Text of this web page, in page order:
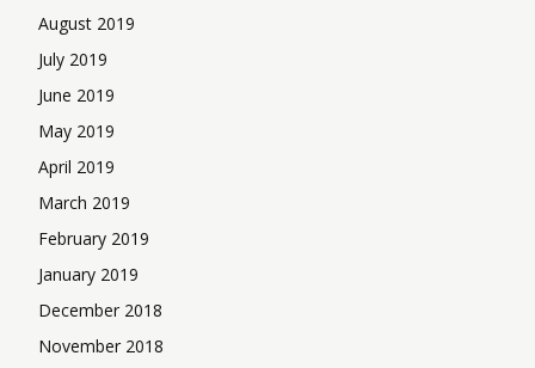
August 2019
July 2019
June 2019
May 2019
April 2019
March 2019
February 2019
January 2019
December 2018
November 2018